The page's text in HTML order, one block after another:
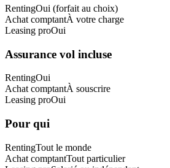
RentingOui (forfait au choix)
Achat comptantÀ votre charge
Leasing proOui
Assurance vol incluse
RentingOui
Achat comptantÀ souscrire
Leasing proOui
Pour qui
RentingTout le monde
Achat comptantTout particulier